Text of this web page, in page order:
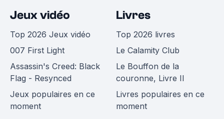
Jeux vidéo
Top 2026 Jeux vidéo
007 First Light
Assassin's Creed: Black
Flag - Resynced
Jeux populaires en ce
moment
Livres
Top 2026 livres
Le Calamity Club
Le Bouffon de la
couronne, Livre II
Livres populaires en ce
moment